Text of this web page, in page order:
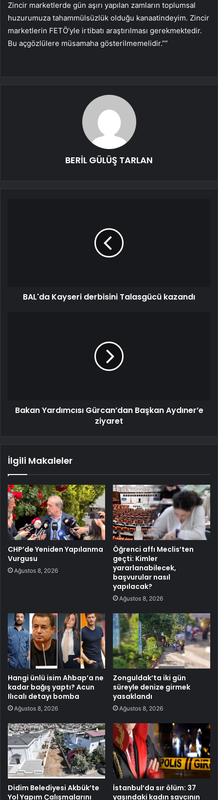
Zincir marketlerde gün aşırı yapılan zamların toplumsal
huzurumuza tahammülsüzlük olduğu kanaatindeyim. Zincir
marketlerin FETÖ’yle irtibatı araştırılması gerekmektedir.
Bu açgözlülere müsamaha gösterilmemelidir.””
BERİL GÜLÜŞ TARLAN
BAL'da Kayseri derbisini Talasgücü kazandı
Bakan Yardımcısı Gürcan’dan Başkan Aydıner’e
ziyaret
İlgili Makaleler
CHP’de Yeniden Yapılanma
Vurgusu
Ağustos 8, 2026
Öğrenci affı Meclis’ten
geçti: Kimler
yararlanabilecek,
başvurular nasıl
yapılacak?
Ağustos 8, 2026
Hangi ünlü isim Ahbap’a ne
kadar bağış yaptı? Acun
Ilıcalı detayı bomba
Ağustos 8, 2026
Zonguldak’ta iki gün
süreyle denize girmek
yasaklandı
Ağustos 8, 2026
Didim Belediyesi Akbük’te
Yol Yapım Çalışmalarını
İstanbul’da sır ölüm: 37
yaşındaki kadın savcının